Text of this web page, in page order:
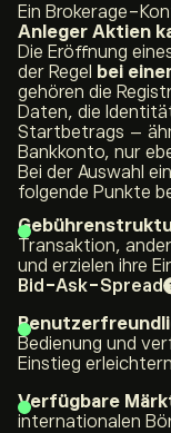
Ein Brokerage-
Anleger Aktien
Die Eröffnung
der Regel
bei
gehören die
Daten, die
Startbetrags –
Bankkonto, nur
Bei der Auswahl
folgende Punkte
Transaktion,
und erzielen ihre
Bid-Ask-Spread
Bedienung und
Einstieg
Verfügbare
internationalen